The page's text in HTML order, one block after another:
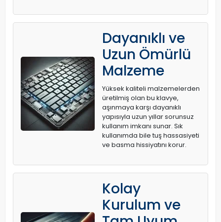
Dayanıklı ve
Uzun Ömürlü
Malzeme
Yüksek kaliteli malzemelerden
üretilmiş olan bu klavye,
aşınmaya karşı dayanıklı
yapısıyla uzun yıllar sorunsuz
kullanım imkanı sunar. Sık
kullanımda bile tuş hassasiyeti
ve basma hissiyatını korur.
Kolay
Kurulum ve